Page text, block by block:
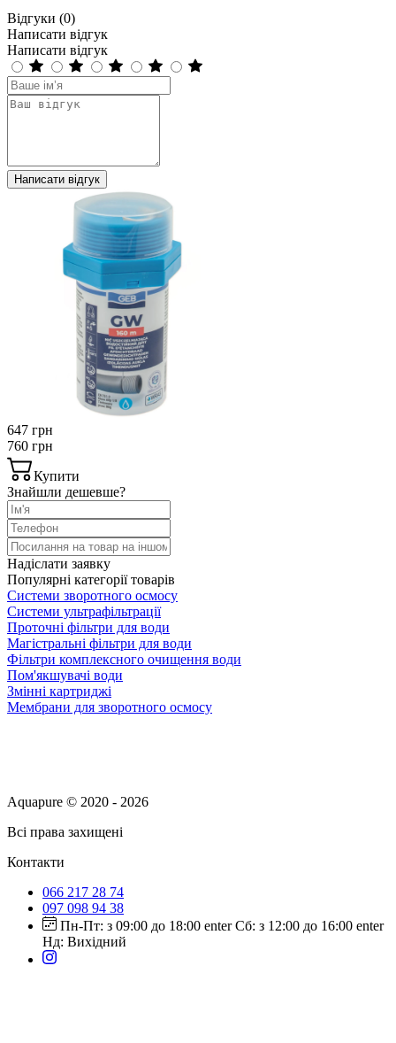
Відгуки (0)
Написати відгук
Написати відгук
Написати відгук
647 грн
760 грн
Купити
Знайшли дешевше?
Надіслати заявку
Популярні категорії товарів
Системи зворотного осмосу
Системи ультрафільтрації
Проточні фільтри для води
Магістральні фільтри для води
Фільтри комплексного очищення води
Пом'якшувачі води
Змінні картриджі
Мембрани для зворотного осмосу
Aquapure © 2020 - 2026
Всі права захищені
Контакти
066 217 28 74
097 098 94 38
Пн-Пт: з 09:00 до 18:00 enter Сб: з 12:00 до 16:00 enter
Нд: Вихідний